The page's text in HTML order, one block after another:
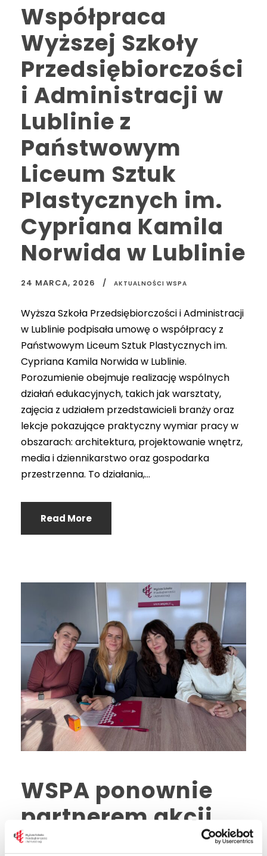
Współpraca
Wyższej Szkoły
Przedsiębiorczości
i Administracji w
Lublinie z
Państwowym
Liceum Sztuk
Plastycznych im.
Cypriana Kamila
Norwida w Lublinie
24 MARCA, 2026 AKTUALNOŚCI WSPA
Wyższa Szkoła Przedsiębiorczości i Administracji
w Lublinie podpisała umowę o współpracy z
Państwowym Liceum Sztuk Plastycznych im.
Cypriana Kamila Norwida w Lublinie.
Porozumienie obejmuje realizację wspólnych
działań edukacyjnych, takich jak warsztaty,
zajęcia z udziałem przedstawicieli branży oraz
lekcje pokazujące praktyczny wymiar pracy w
obszarach: architektura, projektowanie wnętrz,
media i dziennikarstwo oraz gospodarka
przestrzenna. To działania,...
Read More
WSPA ponownie
partnerem akcji
charytatywnej